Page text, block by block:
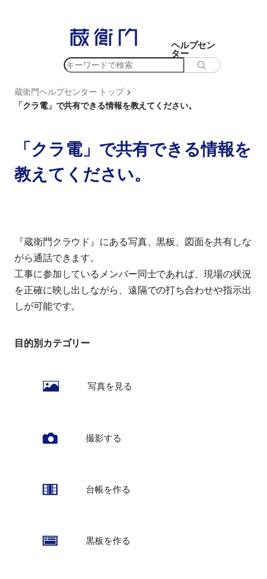
ッ
プ
ヘルプセン
ター
検
蔵衛門ヘルプセンター トップ >
「クラ電」で共有できる情報を教えてください。
目的別カテゴリー
写真を見る
撮影する
台帳を作る
黒板を作る
「クラ電」で共有できる情報を
教えてください。
『蔵衛門クラウド』にある写真、黒板、図面を共有しな
がら通話できます。
工事に参加しているメンバー同士であれば、現場の状況
を正確に映し出しながら、遠隔での打ち合わせや指示出
しが可能です。